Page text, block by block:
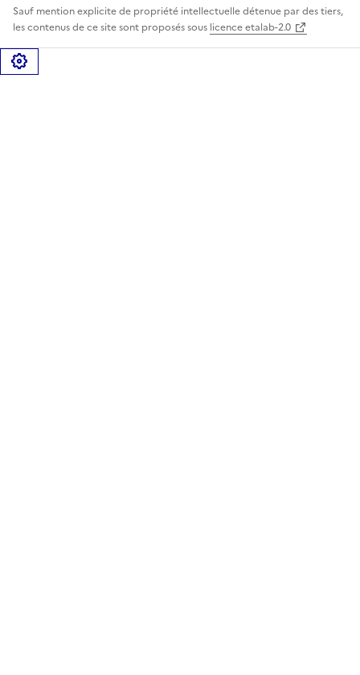
Sauf mention explicite de propriété intellectuelle détenue par des tiers,
les contenus de ce site sont proposés sous licence etalab-2.0
Gérer les cookies